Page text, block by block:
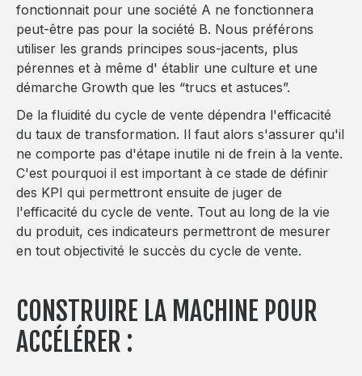
fonctionnait pour une société A ne fonctionnera
peut-être pas pour la société B. Nous préférons
utiliser les grands principes sous-jacents, plus
pérennes et à même d' établir une culture et une
démarche Growth que les “trucs et astuces”.
De la fluidité du cycle de vente dépendra l'efficacité
du taux de transformation. Il faut alors s'assurer qu'il
ne comporte pas d'étape inutile ni de frein à la vente.
C'est pourquoi il est important à ce stade de définir
des KPI qui permettront ensuite de juger de
l'efficacité du cycle de vente. Tout au long de la vie
du produit, ces indicateurs permettront de mesurer
en tout objectivité le succès du cycle de vente.
CONSTRUIRE LA MACHINE POUR
ACCÉLÉRER :